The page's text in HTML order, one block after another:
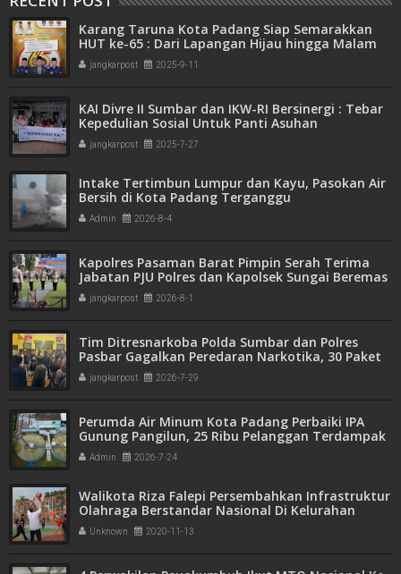
Karang Taruna Kota Padang Siap Semarakkan
HUT ke-65 : Dari Lapangan Hijau hingga Malam
Kebersamaan
jangkarpost 2025-9-11
KAI Divre II Sumbar dan IKW-RI Bersinergi : Tebar
Kepedulian Sosial Untuk Panti Asuhan
jangkarpost 2025-7-27
Intake Tertimbun Lumpur dan Kayu, Pasokan Air
Bersih di Kota Padang Terganggu
Admin 2026-8-4
Kapolres Pasaman Barat Pimpin Serah Terima
Jabatan PJU Polres dan Kapolsek Sungai Beremas
jangkarpost 2026-8-1
Tim Ditresnarkoba Polda Sumbar dan Polres
Pasbar Gagalkan Peredaran Narkotika, 30 Paket
Ganja Kering Siap Edar Disita
jangkarpost 2026-7-29
Perumda Air Minum Kota Padang Perbaiki IPA
Gunung Pangilun, 25 Ribu Pelanggan Terdampak
Penyesuaian
Admin 2026-7-24
Walikota Riza Falepi Persembahkan Infrastruktur
Olahraga Berstandar Nasional Di Kelurahan
Padang Kaduduak
Unknown 2020-11-13